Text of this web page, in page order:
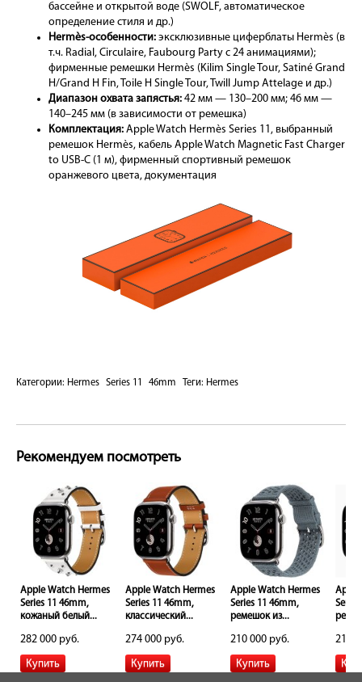
бассейне и открытой воде (SWOLF, автоматическое
определение стиля и др.)
Hermès-особенности: эксклюзивные циферблаты Hermès (в
т.ч. Radial, Circulaire, Faubourg Party с 24 анимациями);
фирменные ремешки Hermès (Kilim Single Tour, Satiné Grand
H/Grand H Fin, Toile H Single Tour, Twill Jump Attelage и др.)
Диапазон охвата запястья: 42 мм — 130–200 мм; 46 мм —
140–245 мм (в зависимости от ремешка)
Комплектация: Apple Watch Hermès Series 11, выбранный
ремешок Hermès, кабель Apple Watch Magnetic Fast Charger
to USB-C (1 м), фирменный спортивный ремешок
оранжевого цвета, документация
Категории: Hermes Series 11 46mm Теги: Hermes
Рекомендуем посмотреть
Apple Watch Hermes
Series 11 46mm,
кожаный белый...
282 000 руб.
Apple Watch Hermes
Series 11 46mm,
классический...
274 000 руб.
Apple Watch Hermes
Series 11 46mm,
ремешок из...
210 000 руб.
Apple
210